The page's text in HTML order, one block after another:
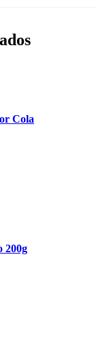
Cola
200g